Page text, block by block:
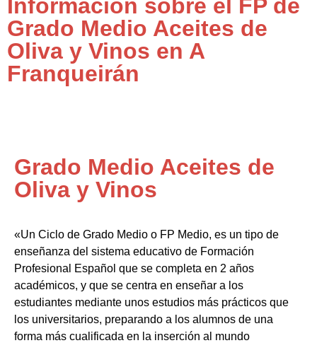
Información sobre el FP de
Grado Medio Aceites de
Oliva y Vinos en A
Franqueirán
Grado Medio Aceites de
Oliva y Vinos
«Un Ciclo de Grado Medio o FP Medio, es un tipo de
enseñanza del sistema educativo de Formación
Profesional Español que se completa en 2 años
académicos, y que se centra en enseñar a los
estudiantes mediante unos estudios más prácticos que
los universitarios, preparando a los alumnos de una
forma más cualificada en la inserción al mundo